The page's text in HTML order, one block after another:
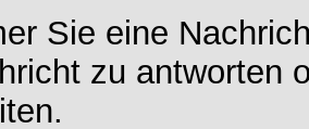
Sie eine
zu antworten